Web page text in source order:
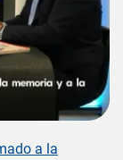
a la